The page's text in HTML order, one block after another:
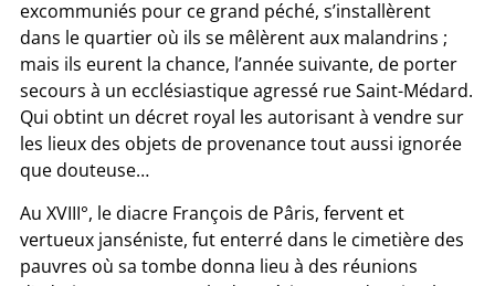
excommuniés pour ce grand péché, s’installèrent
dans le quartier où ils se mêlèrent aux malandrins ;
mais ils eurent la chance, l’année suivante, de porter
secours à un ecclésiastique agressé rue Saint-Médard.
Qui obtint un décret royal les autorisant à vendre sur
les lieux des objets de provenance tout aussi ignorée
que douteuse…
Au XVIII°, le diacre François de Pâris, fervent et
vertueux janséniste, fut enterré dans le cimetière des
pauvres où sa tombe donna lieu à des réunions